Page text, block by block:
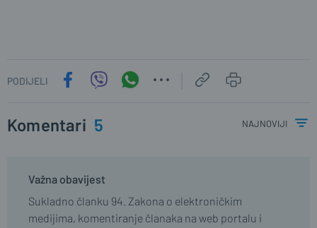
PODIJELI
Komentari 5 najnoviji
Važna obavijest
Sukladno članku 94. Zakona o elektroničkim
medijima, komentiranje članaka na web portalu i